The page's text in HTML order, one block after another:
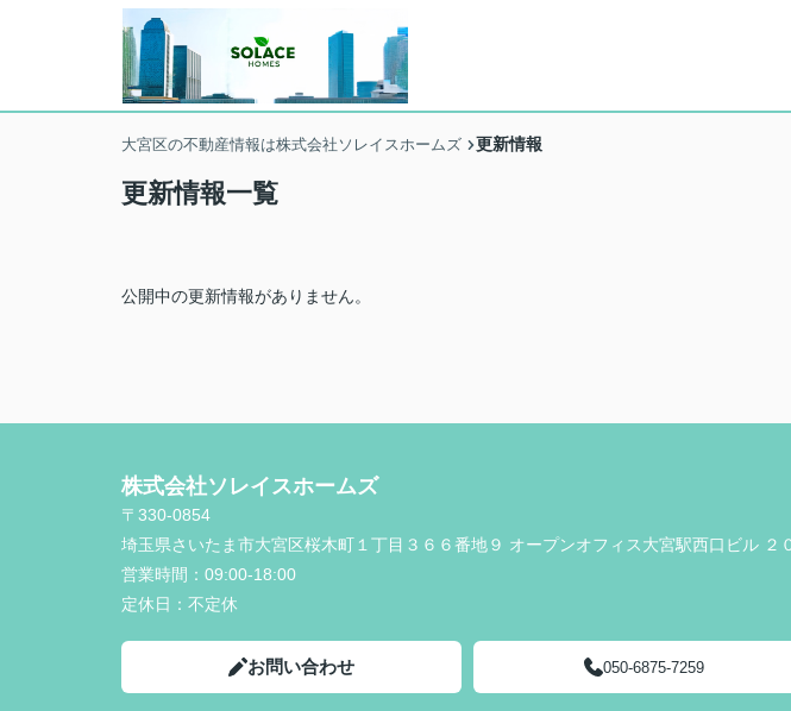
大宮区の不動産情報は株式会社ソレイスホームズ 更新情報
更新情報一覧
公開中の更新情報がありません。
株式会社ソレイスホームズ
〒330-0854
埼玉県さいたま市大宮区桜木町１丁目３６６番地９ オープンオフィス大宮駅西口ビル ２
営業時間： 09:00-18:00
定休日： 不定休
お問い合わせ 050-6875-7259